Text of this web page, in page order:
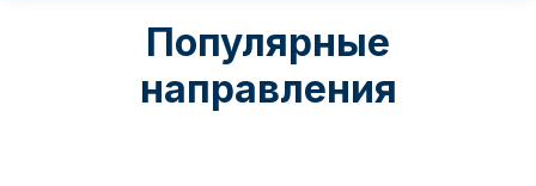
Популярные
направления